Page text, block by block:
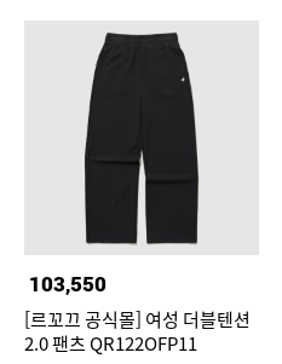
103,550
[르꼬끄 공식몰] 여성 더블텐션
2.0 팬츠 QR122OFP11